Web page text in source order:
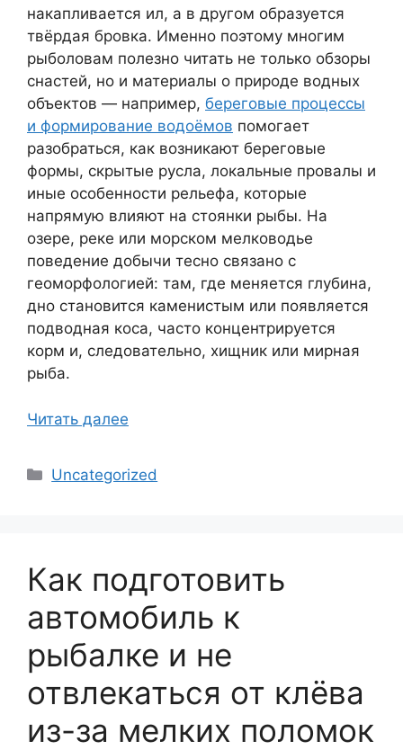
накапливается ил, а в другом образуется
твёрдая бровка. Именно поэтому многим
рыболовам полезно читать не только обзоры
снастей, но и материалы о природе водных
объектов — например, береговые процессы
и формирование водоёмов помогает
разобраться, как возникают береговые
формы, скрытые русла, локальные провалы и
иные особенности рельефа, которые
напрямую влияют на стоянки рыбы. На
озере, реке или морском мелководье
поведение добычи тесно связано с
геоморфологией: там, где меняется глубина,
дно становится каменистым или появляется
подводная коса, часто концентрируется
корм и, следовательно, хищник или мирная
рыба.
Читать далее
Рубрики
Uncategorized
Как подготовить
автомобиль к
рыбалке и не
отвлекаться от клёва
из-за мелких поломок